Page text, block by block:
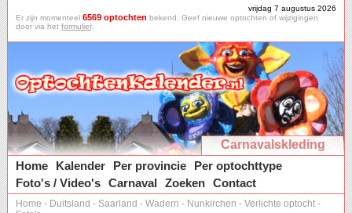
vrijdag 7 augustus 2026
Er zijn momenteel 6569 optochten bekend. Geef nieuwe optochten of wijzigingen
door via het formulier.
Carnavalskleding
Home
Kalender Per provincie
Per optochttype
Foto's / Video's Carnaval Zoeken Contact
Home - Duitsland - Saarland - Wadern - Nunkirchen - Verlichte optocht -